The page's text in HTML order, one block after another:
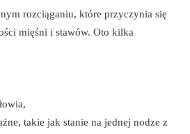
rozciąganiu, które przyczynia się
mięśni i stawów. Oto kilka
takie jak stanie na jednej nodze z